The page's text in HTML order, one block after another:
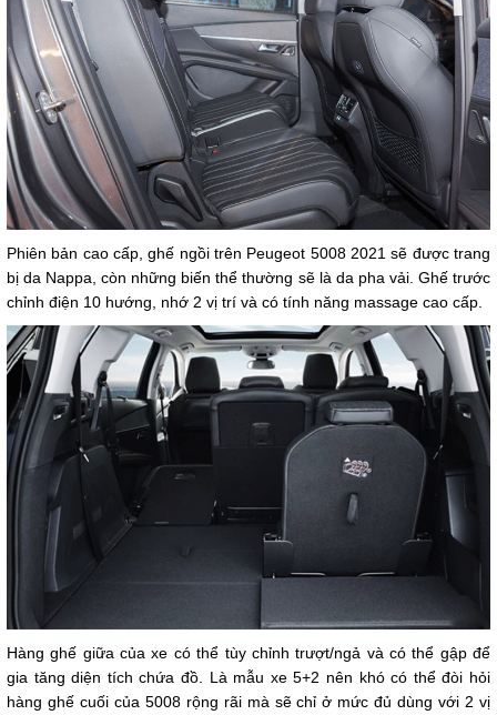
Phiên bản cao cấp, ghế ngồi trên Peugeot 5008 2021 sẽ được trang
bị da Nappa, còn những biến thể thường sẽ là da pha vải. Ghế trước
chỉnh điện 10 hướng, nhớ 2 vị trí và có tính năng massage cao cấp.
Hàng ghế giữa của xe có thể tùy chỉnh trượt/ngả và có thể gập để
gia tăng diện tích chứa đồ. Là mẫu xe 5+2 nên khó có thể đòi hỏi
hàng ghế cuối của 5008 rộng rãi mà sẽ chỉ ở mức đủ dùng với 2 vị